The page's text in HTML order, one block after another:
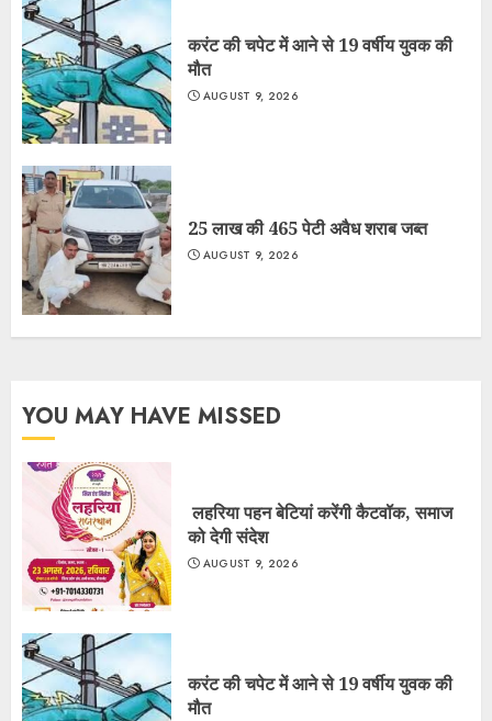
करंट की चपेट में आने से 19 वर्षीय युवक की
मौत
AUGUST 9, 2026
25 लाख की 465 पेटी अवैध शराब जब्त
AUGUST 9, 2026
YOU MAY HAVE MISSED
लहरिया पहन बेटियां करेंगी कैटवॉक, समाज
को देगी संदेश
AUGUST 9, 2026
करंट की चपेट में आने से 19 वर्षीय युवक की
मौत